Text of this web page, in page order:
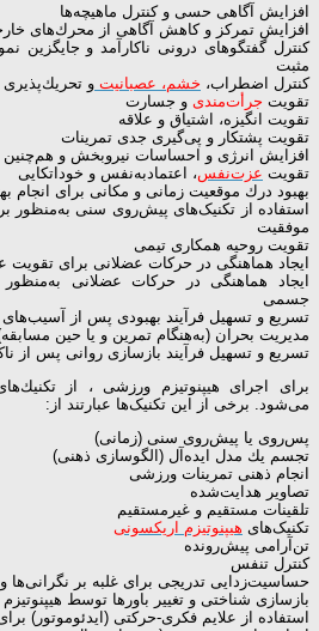
افزایش آگاهی حسی و كنترل ماهیچه‌ها
افزایش تمركز و كاهش آگاهی از محرك‌های
كنترل گفتگوهای درونی ناکارآمد و جایگزین
مثبت
كنترل اضطراب، خشم، عصبانیت و تحریك‌پذیری
تقویت جرأت‌مندی و جسارت
تقویت انگیزه، اشتیاق و علاقه
تقویت پشتکار و پی‌گیری جدی تمرینات
افزایش انرژی و احساسات نیروبخش و هم‌چنین
تقویت عزت‌نفس، اعتمادبه‌نفس و خوداتكایی
بهبود درك موقعیت زمانی و مکانی برای انجام
استفاده از تکنیک‌های پیش‌روی سنی به‌منظور
موفقیت
تقویت روحیه‌ همکاری تیمی
ایجاد هماهنگی در حرکات عضلانی برای
ایجاد هماهنگی در حرکات عضلانی
جسمی
تسریع و تسهیل فرآیند بهبودی پس از
مدیریت بحران (به‌هنگام تمرین و یا حین
تسریع و تسهیل فرآیند بازسازی روانی پس از
برای اجرای هیپنوتیزم ورزشی ، از
می‌شود. برخی از این تکنیک‌ها عبارتند از:
پس‌روی یا پیش‌روی سنی (زمانی)
تجسم یك مدل ایده‌آل (الگوسازی ذهنی)
انجام ذهنی تمرینات ورزشی
تصاویر هدایت‌شده
تلقینات مستقیم و غیرمستقیم
تکنیک‌های هیپنوتیزم اریکسونی
تن‌آرامی پیش‌رونده
کنترل تنفس
حساسیت‌زدایی تدریجی برای غلبه بر نگرانی‌ها و
بازسازی شناختی و تغییر باورها توسط هیپنوتیزم
استفاده از علایم فكری-حركتی (ایدئوموتور)